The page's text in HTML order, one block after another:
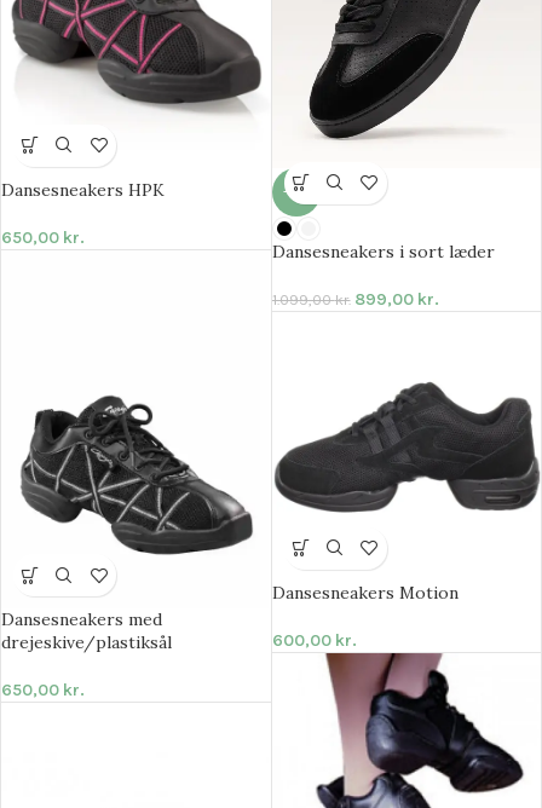
Dansesneakers HPK
650,00 kr.
-18%
Dansesneakers i sort læder
1.099,00kr. 899,00 kr.
Dansesneakers med
drejeskive/plastiksål
650,00 kr.
Dansesneakers Motion
600,00 kr.